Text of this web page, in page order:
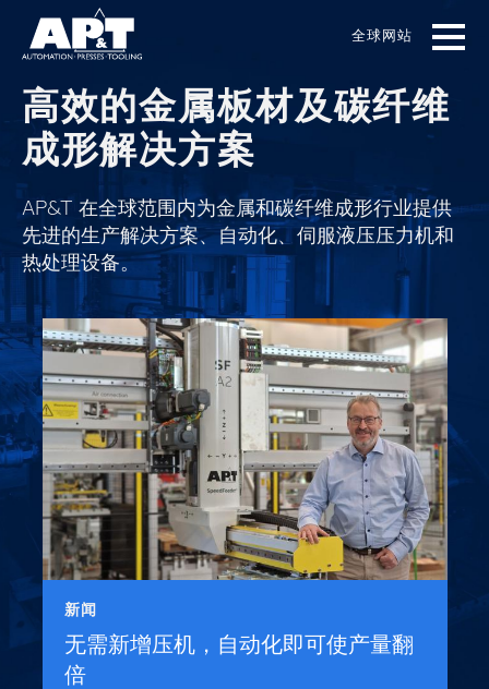
main
content
全球网站
高效的金属板材及碳纤维
成形解决方案
AP&T 在全球范围内为金属和碳纤维成形行业提供
先进的生产解决方案、自动化、伺服液压压力机和
热处理设备。
新闻
无需新增压机，自动化即可使产量翻
倍